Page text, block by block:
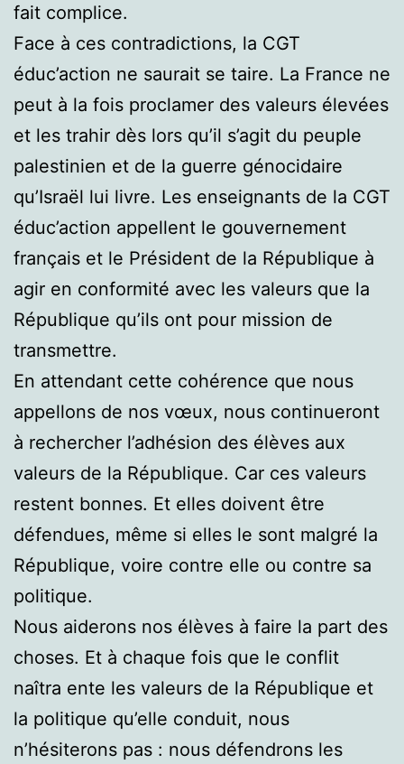
fait complice.
Face à ces contradictions, la CGT
éduc’action ne saurait se taire. La France ne
peut à la fois proclamer des valeurs élevées
et les trahir dès lors qu’il s’agit du peuple
palestinien et de la guerre génocidaire
qu’Israël lui livre. Les enseignants de la CGT
éduc’action appellent le gouvernement
français et le Président de la République à
agir en conformité avec les valeurs que la
République qu’ils ont pour mission de
transmettre.
En attendant cette cohérence que nous
appellons de nos vœux, nous continueront
à rechercher l’adhésion des élèves aux
valeurs de la République. Car ces valeurs
restent bonnes. Et elles doivent être
défendues, même si elles le sont malgré la
République, voire contre elle ou contre sa
politique.
Nous aiderons nos élèves à faire la part des
choses. Et à chaque fois que le conflit
naîtra ente les valeurs de la République et
la politique qu’elle conduit, nous
n’hésiterons pas : nous défendrons les